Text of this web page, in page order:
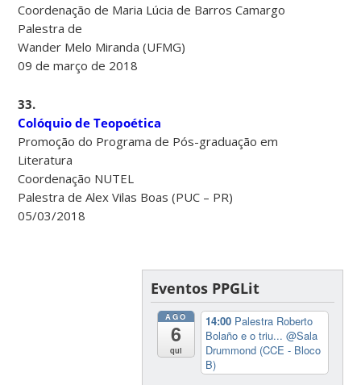
Coordenação de Maria Lúcia de Barros Camargo
Palestra de
Wander Melo Miranda (UFMG)
09 de março de 2018
33.
Colóquio de Teopoética
Promoção do Programa de Pós-graduação em
Literatura
Coordenação NUTEL
Palestra de Alex Vilas Boas (PUC – PR)
05/03/2018
Eventos PPGLit
AGO
6
qui
14:00 Palestra Roberto
Bolaño e o triu...@Sala
Drummond (CCE - Bloco
B)